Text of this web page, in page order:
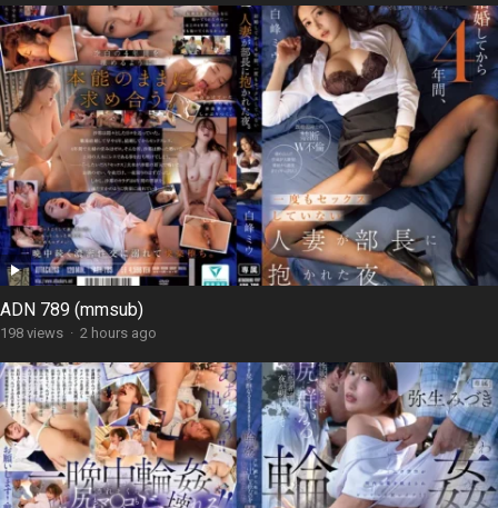
ADN 789 (mmsub)
198 views · 2 hours ago